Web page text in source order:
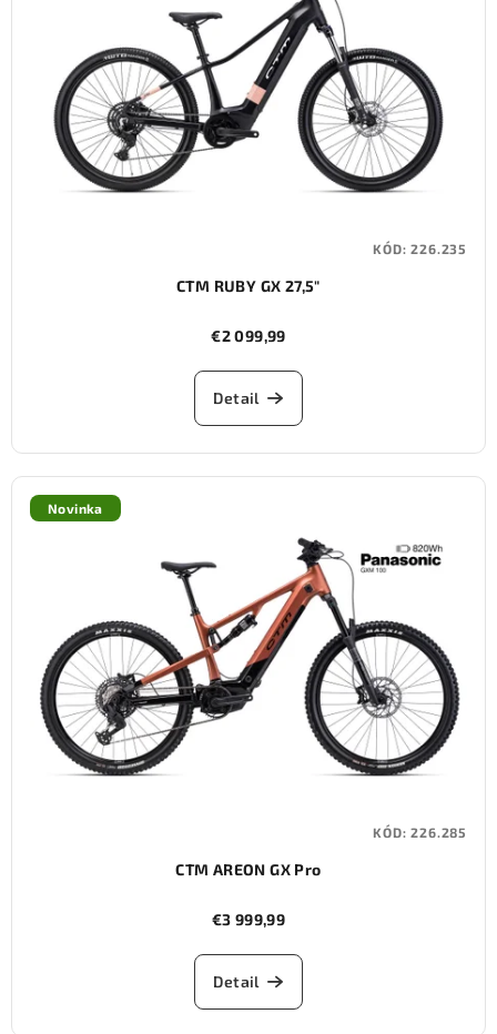
CTM RUBY GX 27,5"
€2 099,99
Detail
KÓD:226.235
Novinka
CTM AREON GX Pro
€3 999,99
Detail
KÓD:226.285